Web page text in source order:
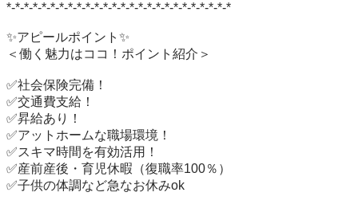
*-*-*-*-*-*-*-*-*-*-*-*-*-*-*-*-*-*-*-*-*-*-*-*-*-*
✨アピールポイント✨
＜働く魅力はココ！ポイント紹介＞
✅社会保険完備！
✅交通費支給！
✅昇給あり！
✅アットホームな職場環境！
✅スキマ時間を有効活用！
✅産前産後・育児休暇（復職率100％）
✅子供の体調など急なお休みok